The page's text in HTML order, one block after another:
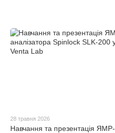
28 травня 2026
Навчання та презентація ЯМР-